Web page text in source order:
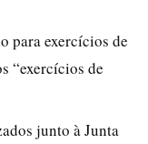
para exercícios de
“exercícios de
junto à Junta